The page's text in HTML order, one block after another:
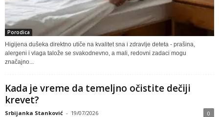
Porodica
Higijena dušeka direktno utiče na kvalitet sna i zdravlje deteta - prašina,
alergeni i vlaga talože se svakodnevno, a mali, redovni zadaci mogu
značajno...
Kada je vreme da temeljno očistite dečiji
krevet?
Srbijanka Stanković - 19/07/2026 0